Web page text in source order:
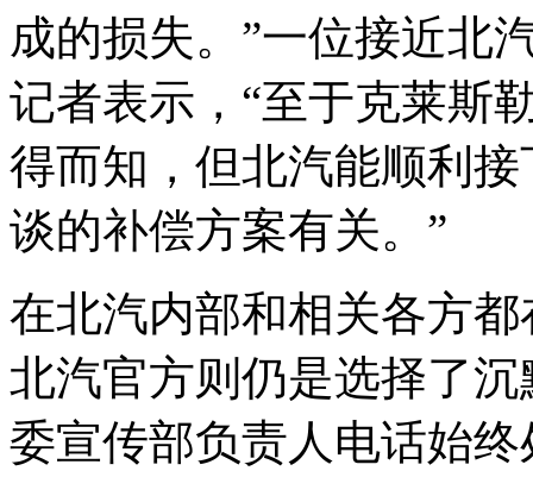
成的损失。”一位接近北
记者表示，“至于克莱斯
得而知，但北汽能顺利
谈的补偿方案有关。”
在北汽内部和相关各方
北汽官方则仍是选择了
委宣传部负责人电话始